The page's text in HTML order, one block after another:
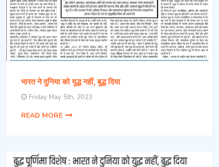
भारत ने दुनिया को युद्ध नहीं, बुद्ध दिया
Friday May 5th, 2023
READ MORE